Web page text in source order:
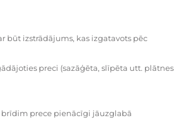
būt izstrādājums, kas izgatavots pēc
preci (sazāģēta, slīpēta utt. plātnes
brīdim prece pienācīgi jāuzglabā